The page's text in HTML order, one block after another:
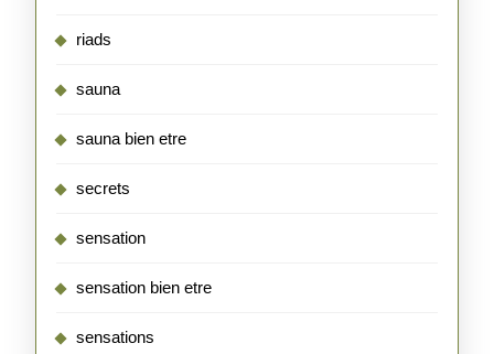
riads
sauna
sauna bien etre
secrets
sensation
sensation bien etre
sensations